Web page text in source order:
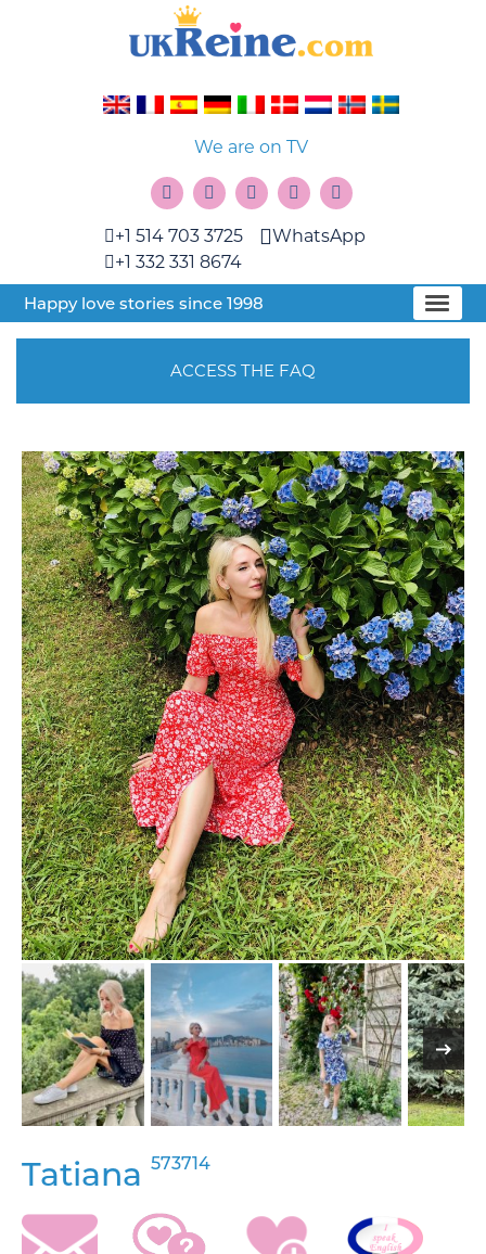
We are on TV
+1 514 703 3725
+1 332 331 8674
WhatsApp
Happy love stories since 1998
ACCESS THE FAQ
Tatiana 573714